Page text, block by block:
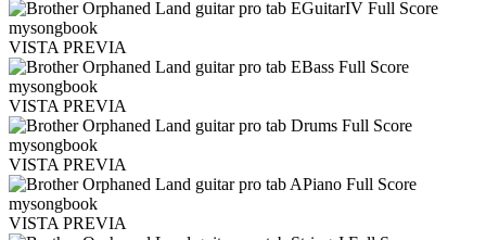
VISTA PREVIA
VISTA PREVIA
VISTA PREVIA
VISTA PREVIA